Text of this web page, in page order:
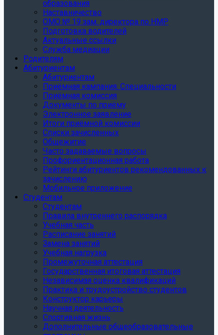
образования
Наставничество
ОМО № 19 зам. директора по НМР
Подготовка водителей
Актуальные ссылки
Служба медиации
Родителям
Абитуриентам
Абитуриентам
Приёмная кампания. Специальности
Приёмная комиссия
Документы по приёму
Электронное заявление
Итоги приёмной комиссии
Списки зачисленных
Общежитие
Часто задаваемые вопросы
Профориентационная работа
Рейтинги абитуриентов рекомендованных к
зачислению
Мобильное приложение
Студентам
Студентам
Правила внутреннего распорядка
Учебная часть
Расписание занятий
Замена занятий
Учебная нагрузка
Промежуточная аттестация
Государственная итоговая аттестация
Независимая оценка квалификаций
Практика и трудоустройство студентов
Конструктор карьеры
Научная деятельность
Спортивная жизнь
Дополнительные общеобразовательные